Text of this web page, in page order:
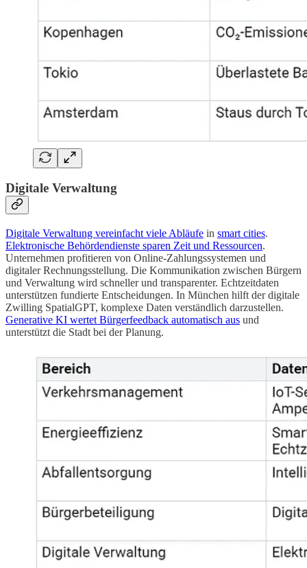
Digitale Verwaltung
Digitale Verwaltung vereinfacht viele Abläufe in smart cities.
Elektronische Behördendienste sparen Zeit und Ressourcen.
Unternehmen profitieren von Online-Zahlungssystemen und
digitaler Rechnungsstellung. Die Kommunikation zwischen Bürgern
und Verwaltung wird schneller und transparenter. Echtzeitdaten
unterstützen fundierte Entscheidungen. In München hilft der digitale
Zwilling SpatialGPT, komplexe Daten verständlich darzustellen.
Generative KI wertet Bürgerfeedback automatisch aus und
unterstützt die Stadt bei der Planung.